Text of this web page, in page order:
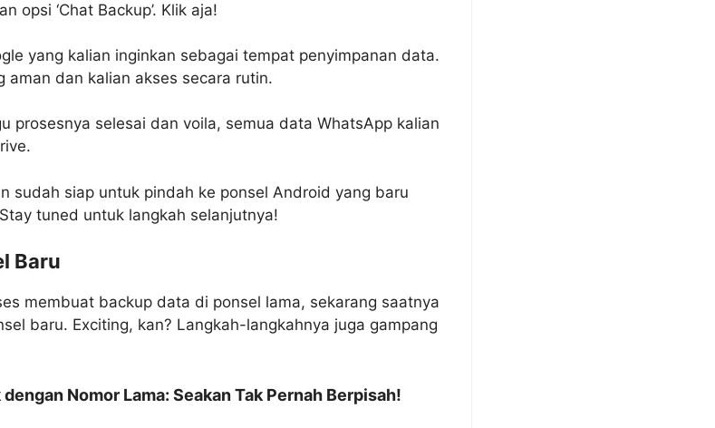
opsi ‘Chat Backup’. Klik aja!
yang kalian inginkan sebagai tempat penyimpanan data.
aman dan kalian akses secara rutin.
prosesnya selesai dan voila, semua data WhatsApp kalian
sudah siap untuk pindah ke ponsel Android yang baru
tuned untuk langkah selanjutnya!
Baru
membuat backup data di ponsel lama, sekarang saatnya
baru. Exciting, kan? Langkah-langkahnya juga gampang
Nomor Lama: Seakan Tak Pernah Berpisah!